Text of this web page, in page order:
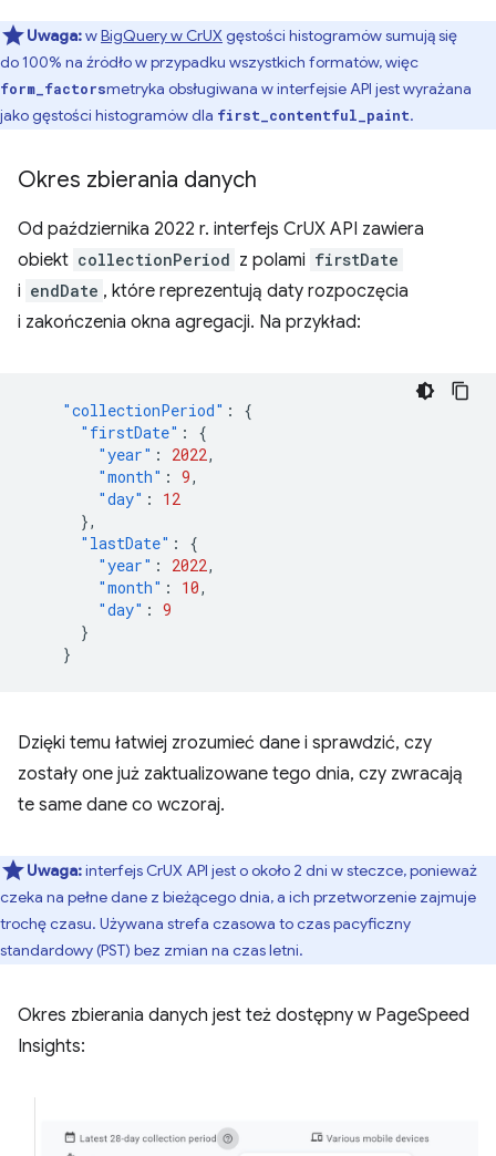
Uwaga:wBigQuery w CrUXgęstości histogramów sumują się
do 100% na źródło w przypadku wszystkich formatów, więc
form_factorsmetryka obsługiwana w interfejsie API jest wyrażana
jako gęstości histogramów dla first_contentful_paint.
Okres zbierania danych
Od października 2022 r. interfejs CrUX API zawiera
obiekt collectionPeriod z polami firstDate
i endDate , które reprezentują daty rozpoczęcia
i zakończenia okna agregacji. Na przykład:
"collectionPeriod" :
{
"firstDate" :
{
"year" : 2022,
"month" : 9,
"day" :
12
},
"lastDate" :
{
"year" : 2022,
"month" : 10,
"day" : 9
}
}
Dzięki temu łatwiej zrozumieć dane i sprawdzić, czy
zostały one już zaktualizowane tego dnia, czy zwracają
te same dane co wczoraj.
Uwaga:interfejs CrUX API jest o około 2 dni w steczce, ponieważ
czeka na pełne dane z bieżącego dnia, a ich przetworzenie zajmuje
trochę czasu. Używana strefa czasowa to czas pacyficzny
standardowy (PST) bez zmian na czas letni.
Okres zbierania danych jest też dostępny w PageSpeed
Insights: